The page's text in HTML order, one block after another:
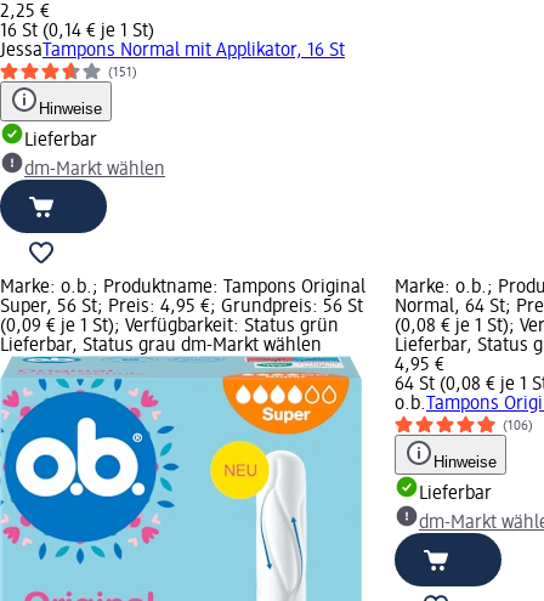
2,25 €
16 St (0,14 € je 1 St)
Jessa Tampons Normal mit Applikator, 16 St
(151)
Hinweise
Lieferbar
dm-Markt wählen
Marke: o.b.; Produktname: Tampons Original
Super, 56 St; Preis: 4,95 €; Grundpreis: 56 St
(0,09 € je 1 St); Verfügbarkeit: Status grün
Lieferbar, Status grau dm-Markt wählen
Marke: o.b.;
Normal, 64 St;
(0,08 € je 1 St);
Lieferbar, Status
4,95 €
64 St (0,08 € je 1
o.b. Tampons
(106)
Hinweise
Lieferbar
dm-Markt